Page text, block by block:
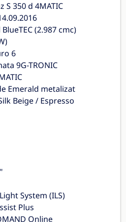
S 350 d 4MATIC
(2.987 cmc)
6
9G-TRONIC
Emerald metalizat
Beige / Espresso
System (ILS)
Plus
Online